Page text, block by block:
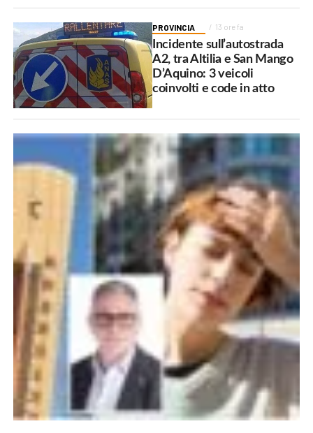
PROVINCIA 13 ore fa
Incidente sull’autostrada
A2, tra Altilia e San Mango
D’Aquino: 3 veicoli
coinvolti e code in atto